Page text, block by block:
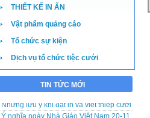
THIẾT KẾ IN ẤN
Vật phẩm quảng cáo
Tổ chức sự kiện
Dịch vụ tổ chức tiệc cưới
TIN TỨC MỚI
Những lưu ý khi đặt in và viết thiệp cưới
Ý nghĩa ngày Nhà Giáo Việt Nam 20-11